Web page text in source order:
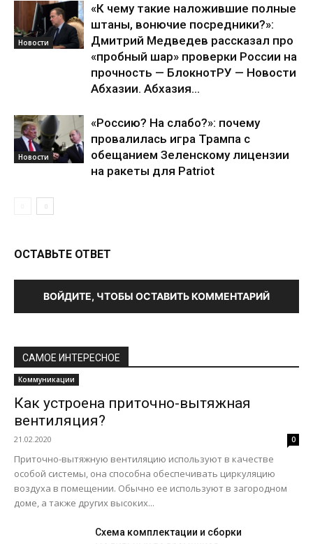
Новости
«К чему такие наложившие полные
штаны, вонючие посредники?»:
Дмитрий Медведев рассказал про
«пробный шар» проверки России на
прочность — БлокнотРУ — Новости
Абхазии. Абхазия...
Новости
«Россию? На слабо?»: почему
провалилась игра Трампа с
обещанием Зеленскому лицензии
на ракеты для Patriot
ОСТАВЬТЕ ОТВЕТ
ВОЙДИТЕ, ЧТОБЫ ОСТАВИТЬ КОММЕНТАРИЙ
САМОЕ ИНТЕРЕСНОЕ
Коммуникации
Как устроена приточно-вытяжная
вентиляция?
21.02.2020 0
Приточно-вытяжную вентиляцию используют в качестве
особой системы, она способна обеспечивать циркуляцию
воздуха в помещении. Обычно ее используют в загородном
доме, а также других высоких...
Схема комплектации и сборки